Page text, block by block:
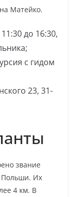
Матейко.
до 16:30,
с гидом
23, 31-
звание
Польши. Их
4 км. В